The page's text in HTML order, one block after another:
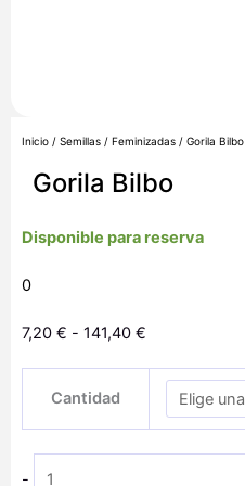
Inicio / Semillas / Feminizadas / Gorila Bilbo
Gorila Bilbo
Disponible para reserva
0
7,20 € - 141,40 €
precios:
desde
7,20 €
Cantidad
-
Bilbo
cantidad